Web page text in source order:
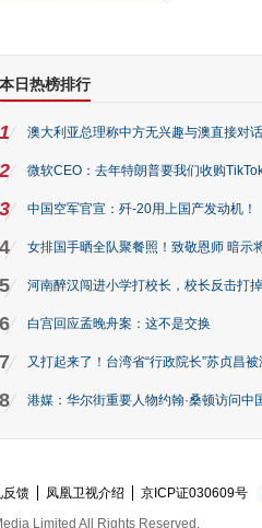
本日热榜排行
1 澳大利亚总理称中方无兴趣与澳直接对
2 微软CEO：去年特朗普要我们收购
3 中国空军官宣：歼-20用上国产发动机！
4 女排国手晒全队聚餐照！致敬恩师 暗示
5 河南醉汉闯进小学打校长，校长反击打
6 白宫回应孟晚舟案：这不是交换
7 又打起来了！台湾省“行政院长”苏贞昌
8 港媒：华尔街重要人物约翰·桑顿访问中
反馈 凤凰卫视介绍 京ICP证030609号
Limited All Rights Reserved.